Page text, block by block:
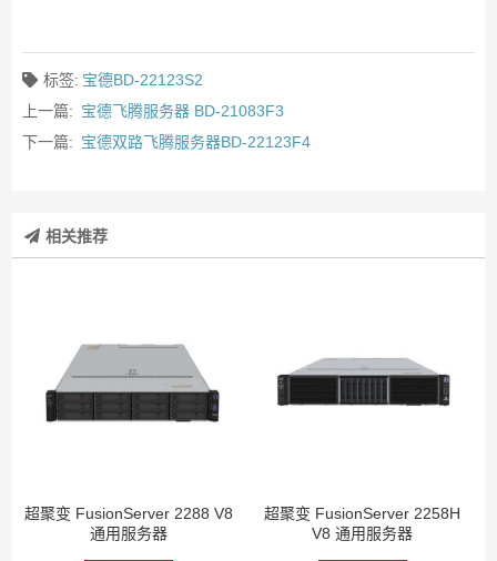
标签: 宝德BD-22123S2
上一篇: 宝德飞腾服务器 BD-21083F3
下一篇: 宝德双路飞腾服务器BD-22123F4
相关推荐
超聚变 FusionServer 2288 V8
通用服务器
超聚变 FusionServer 2258H
V8 通用服务器